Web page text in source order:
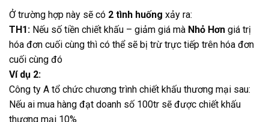
Ở trường hợp này sẽ có 2 tình huống xảy ra:
TH1: Nếu số tiền chiết khấu – giảm giá mà Nhỏ Hơn giá trị
hóa đơn cuối cùng thì có thể sẽ bị trừ trực tiếp trên hóa đơn
cuối cùng đó
Ví dụ 2:
Công ty A tổ chức chương trình chiết khấu thương mại sau:
Nếu ai mua hàng đạt doanh số 100tr sẽ được chiết khấu
thương mại 10%